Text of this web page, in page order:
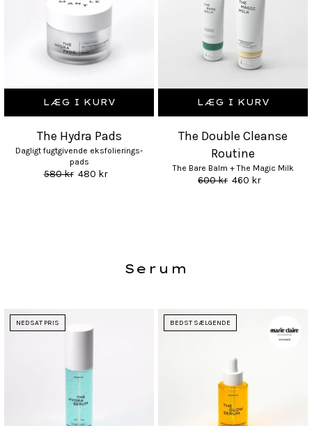
LÆG I KURV
The Hydra Pads
Dagligt fugtgivende eksfolierings-
pads
580 kr 480 kr
LÆG I KURV
The Double Cleanse
Routine
The Bare Balm + The Magic Milk
600 kr 460 kr
Serum
NEDSAT PRIS BEDST SÆLGENDE